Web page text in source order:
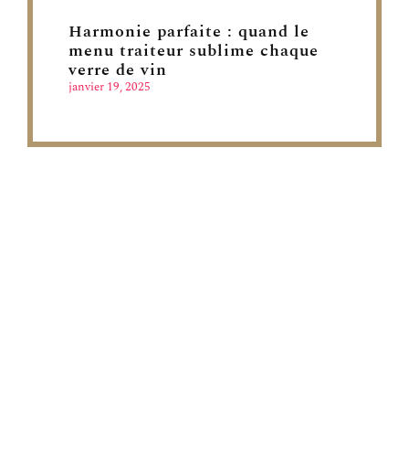
Harmonie parfaite : quand le
menu traiteur sublime chaque
verre de vin
janvier 19, 2025